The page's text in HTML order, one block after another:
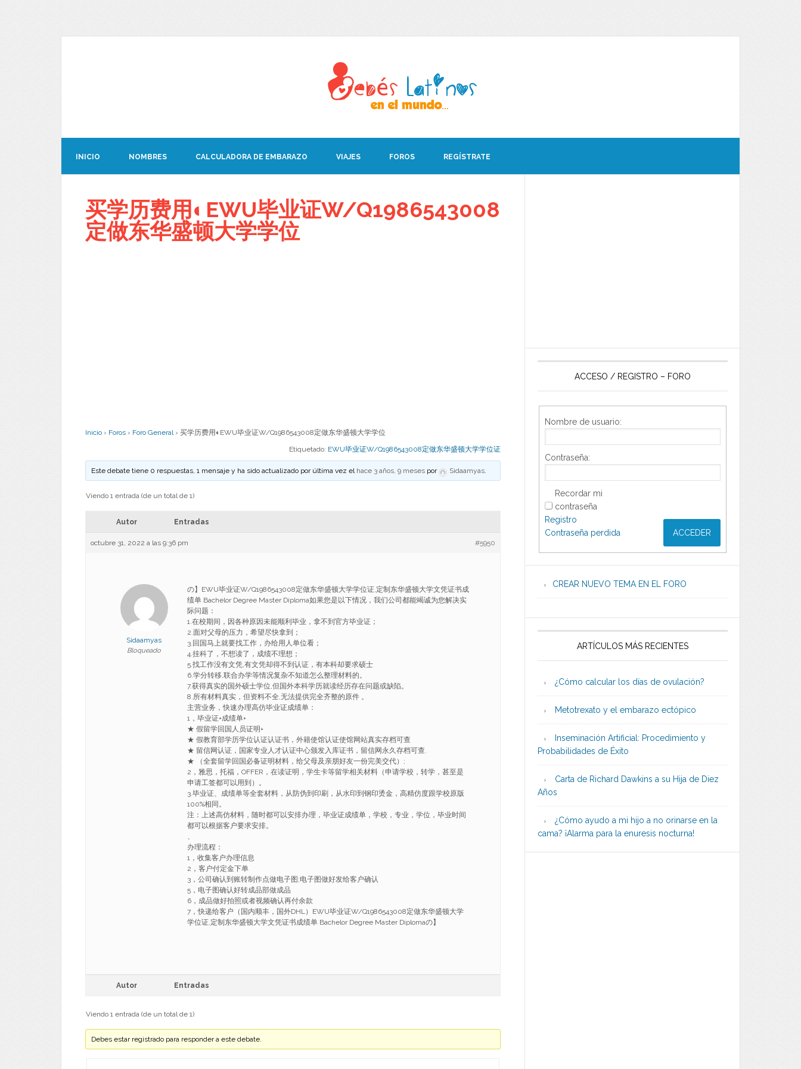
INICIO NOMBRES CALCULADORA DE EMBARAZO VIAJES FOROS REGÍSTRATE
买学历费用◐EWU毕业证W/Q1986543008
定做东华盛顿大学学位
Inicio › Foros › Foro General › 买学历费用◐EWU毕业证W/Q1986543008定做东华盛顿大学学位
Etiquetado: EWU毕业证W/Q1986543008定做东华盛顿大学学位证
Este debate tiene 0 respuestas, 1 mensaje y ha sido actualizado por última vez el hace 3 años, 9 meses por Sidaamyas.
Viendo 1 entrada (de un total de 1)
Autor Entradas
octubre 31, 2022 a las 9:36 pm #5950
Sidaamyas
Bloqueado
の】EWU毕业证W/Q1986543008定做东华盛顿大学学位证,定制东华盛顿大学文凭证书成
绩单 Bachelor Degree Master Diploma如果您是以下情况，我们公司都能竭诚为您解决实
际问题：
1.在校期间，因各种原因未能顺利毕业，拿不到官方毕业证；
2.面对父母的压力，希望尽快拿到；
3.回国马上就要找工作，办给用人单位看；
4.挂科了，不想读了，成绩不理想；
5.找工作没有文凭,有文凭却得不到认证，有本科却要求硕士
6.学分转移,联合办学等情况复杂不知道怎么整理材料的。
7.获得真实的国外硕士学位,但国外本科学历就读经历存在问题或缺陷。
8.所有材料真实，但资料不全,无法提供完全齐整的原件 。
主营业务，快速办理高仿毕业证成绩单：
1，毕业证+成绩单+
★ 假留学回国人员证明+
★ 假教育部学历学位认证认证书，外籍使馆认证使馆网站真实存档可查
★ 留信网认证，国家专业人才认证中心颁发入库证书，留信网永久存档可查.
★ （全套留学回国必备证明材料，给父母及亲朋好友一份完美交代）;
2，雅思，托福，OFFER，在读证明，学生卡等留学相关材料（申请学校，转学，甚至是
申请工签都可以用到）。
3.毕业证、成绩单等全套材料，从防伪到印刷，从水印到钢印烫金，高精仿度跟学校原版
100%相同。
注：上述高仿材料，随时都可以安排办理，毕业证成绩单，学校，专业，学位，毕业时间
都可以根据客户要求安排。
、
办理流程：
1，收集客户办理信息
2，客户付定金下单
3，公司确认到账转制作点做电子图;电子图做好发给客户确认
5，电子图确认好转成品部做成品
6，成品做好拍照或者视频确认再付余款
7，快递给客户（国内顺丰，国外DHL）EWU毕业证W/Q1986543008定做东华盛顿大学
学位证,定制东华盛顿大学文凭证书成绩单 Bachelor Degree Master Diplomaの】
Autor Entradas
Viendo 1 entrada (de un total de 1)
Debes estar registrado para responder a este debate.
ACCESO / REGISTRO – FORO
Nombre de usuario:
Contraseña:
Recordar mi
contraseña
ACCEDER
Registro
Contraseña perdida
CREAR NUEVO TEMA EN EL FORO
ARTÍCULOS MÁS RECIENTES
¿Cómo calcular los días de ovulación?
Metotrexato y el embarazo ectópico
Inseminación Artificial: Procedimiento y
Probabilidades de Éxito
Carta de Richard Dawkins a su Hija de Diez
Años
¿Cómo ayudo a mi hijo a no orinarse en la
cama? ¡Alarma para la enuresis nocturna!